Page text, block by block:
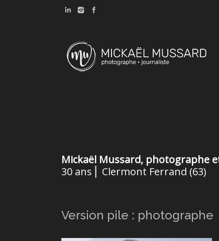
Mickaël Mussard, photographe
30 ans ⎜ Clermont Ferrand (63)
Version pile : photographe